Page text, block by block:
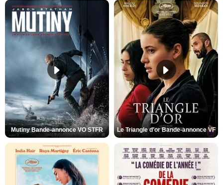
Mutiny Bande-annonce VO STFR Le Triangle d'or Bande-annonce VF